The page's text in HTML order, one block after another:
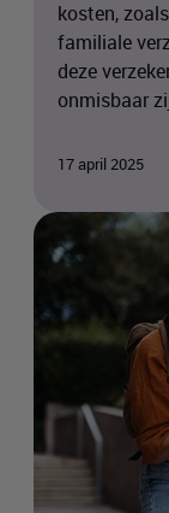
kosten,
familiale
deze
onmisbaar
17 april 2025